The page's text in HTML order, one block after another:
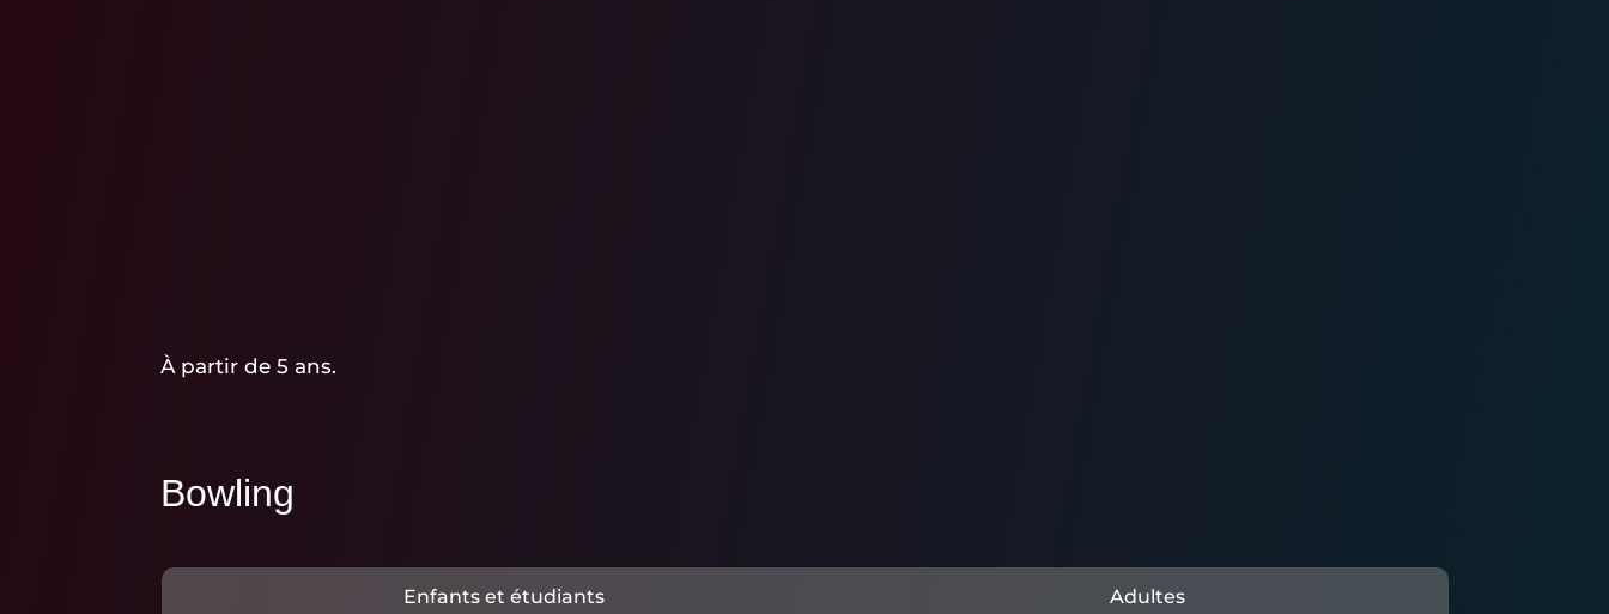
À partir de 5 ans.
Bowling
Enfants et étudiants Adultes